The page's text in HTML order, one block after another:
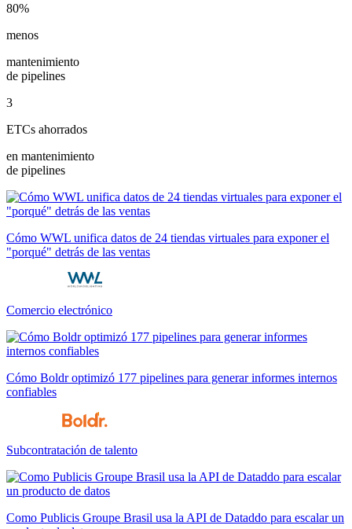
80%
menos
mantenimiento
de pipelines
3
ETCs ahorrados
en mantenimiento
de pipelines
Cómo WWL unifica datos de 24 tiendas virtuales para exponer el
"porqué" detrás de las ventas
Comercio electrónico
Cómo Boldr optimizó 177 pipelines para generar informes internos
confiables
Subcontratación de talento
Como Publicis Groupe Brasil usa la API de Dataddo para escalar un